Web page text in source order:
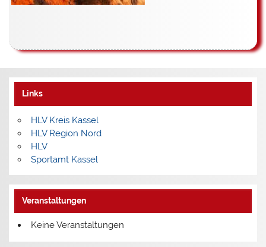
Links
HLV Kreis Kassel
HLV Region Nord
HLV
Sportamt Kassel
Veranstaltungen
Keine Veranstaltungen